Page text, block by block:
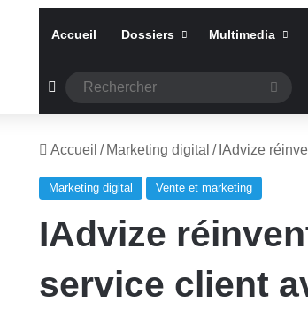
Accueil Dossiers Multimedia
Article Aléatoire
Accueil / Marketing digital / IAdvize
Marketing digital Vente et marketing
IAdvize
service client